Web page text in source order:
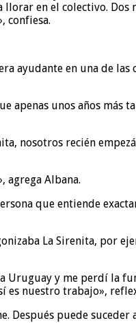
en el colectivo. Dos
confiesa.
ayudante en una de las
apenas unos años más
nosotros recién
agrega Albana.
que entiende
La Sirenita, por
Uruguay y me perdí la
es nuestro trabajo»,
Después puede suceder